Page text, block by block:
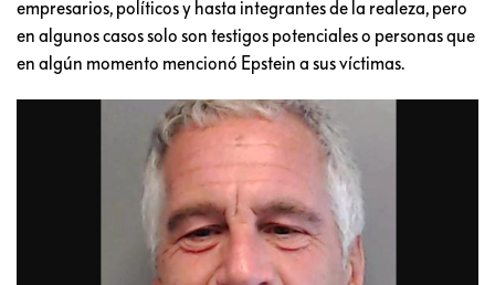
empresarios, políticos y hasta integrantes de la realeza, pero
en algunos casos solo son testigos potenciales o personas que
en algún momento mencionó Epstein a sus víctimas.